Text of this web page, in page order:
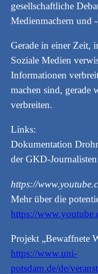
gesellschaftliche
Medienmachern und
Gerade in einer Zeit,
Soziale Medien
Informationen
machen sind, gerade
verbreiten.
Links:
Dokumentation
der GKD-
https://
Mehr über die
https://
Projekt „Bewaffnete
https://www.uni-
potsdam.de/de/